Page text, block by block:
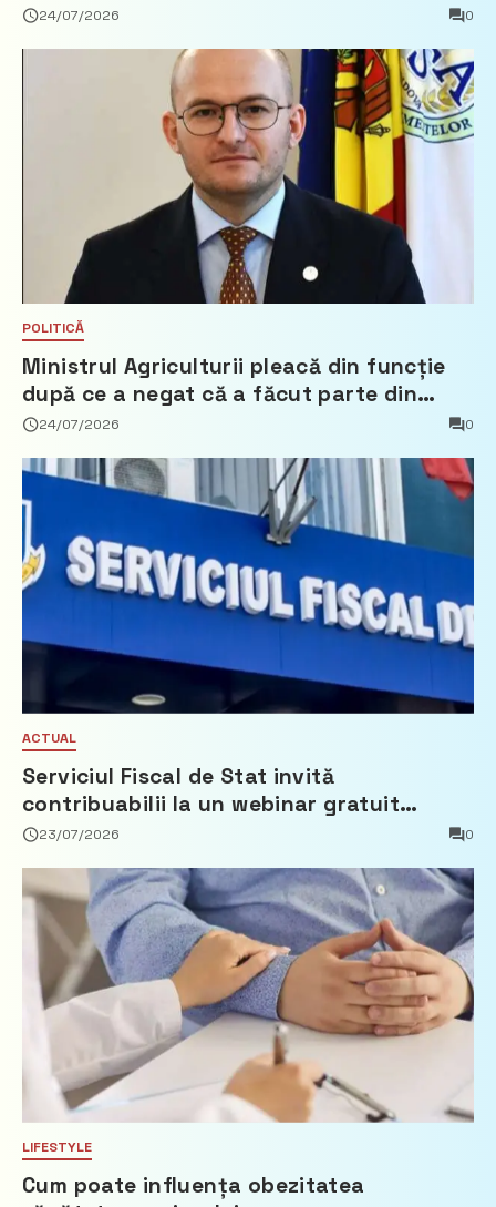
24/07/2026 0
POLITICĂ
Ministrul Agriculturii pleacă din funcție
după ce a negat că a făcut parte din
Partidul Democrat
24/07/2026 0
ACTUAL
Serviciul Fiscal de Stat invită
contribuabilii la un webinar gratuit
privind calculul impozitului pe bunurile
23/07/2026 0
LIFESTYLE
Cum poate influența obezitatea